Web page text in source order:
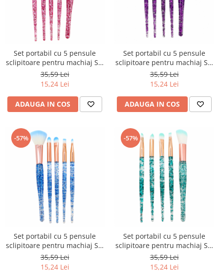
Set portabil cu 5 pensule
sclipitoare pentru machiaj SL-
1010Aroz deschis
35,59 Lei
15,24 Lei
ADAUGA IN COS
Set portabil cu 5 pensule
sclipitoare pentru machiaj SL-
1010Amov
35,59 Lei
15,24 Lei
ADAUGA IN COS
-57%
Set portabil cu 5 pensule
sclipitoare pentru machiaj SL-
1010Aalbastru
35,59 Lei
15,24 Lei
-57%
Set portabil cu 5 pensule
sclipitoare pentru machiaj SL-
1010Averde
35,59 Lei
15,24 Lei